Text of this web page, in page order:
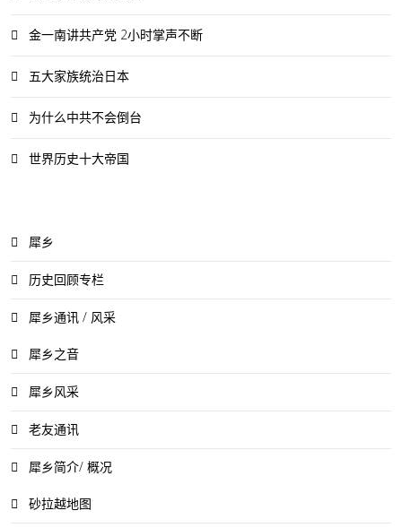
金一南讲共产党 2小时掌声不断
五大家族统治日本
为什么中共不会倒台
世界历史十大帝国
犀乡
历史回顾专栏
犀乡通讯 / 风采
犀乡之音
犀乡风采
老友通讯
犀乡简介/ 概况
砂拉越地图